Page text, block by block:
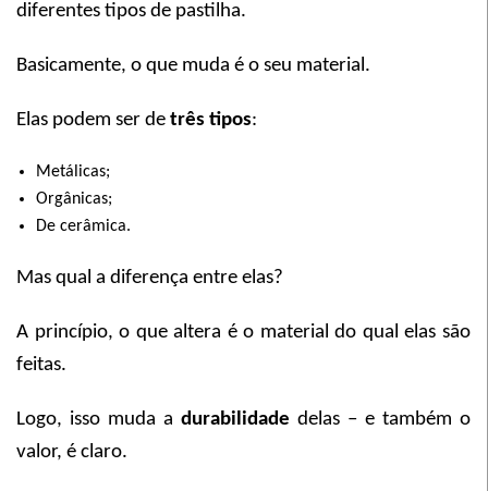
diferentes tipos de pastilha.
Basicamente, o que muda é o seu material.
Elas podem ser de três tipos:
Metálicas;
Orgânicas;
De cerâmica.
Mas qual a diferença entre elas?
A princípio, o que altera é o material do qual elas são
feitas.
Logo, isso muda a durabilidade delas – e também o
valor, é claro.